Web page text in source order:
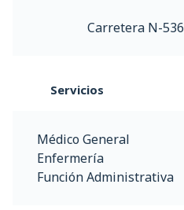
Carretera N-536
Servicios
Médico General
Enfermería
Función Administrativa